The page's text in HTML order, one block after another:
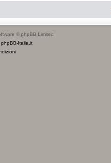
© phpBB Limited
phpBB-Italia.it